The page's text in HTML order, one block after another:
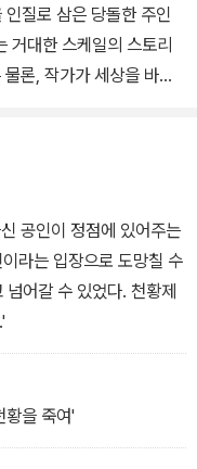
질로 삼은 당돌한 주인
거대한 스케일의 스토리
론, 작가가 세상을 바라
기 다른 시선으로 스토
그의 대학 동기 다다시
터를 이용해 조금씩 다른
에 작가는 또 하나의 트
다.
픽 개최를 코앞에 둔 도
를 다할 만큼, 전 국민이
쓰고 있다. 그런데 어느
공인이 정점에 있어주는
라는 입장으로 도망칠 수
어갈 수 있었다. 천황제
황을 죽여'